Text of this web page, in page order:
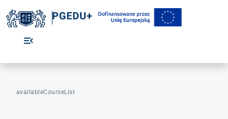
availableCourseList